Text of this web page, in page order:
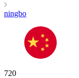
ningbo
720